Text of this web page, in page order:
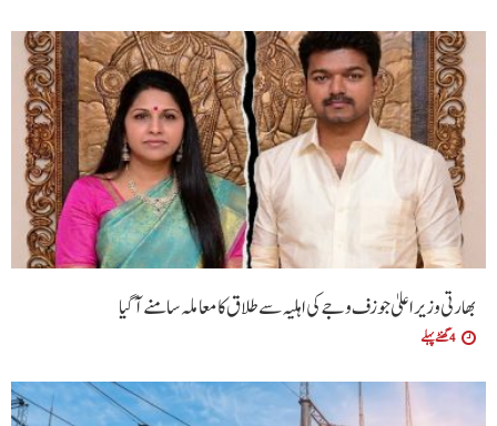
بھارتی وزیراعلیٰ جوزف وجے کی اہلیہ سے طلاق کا معاملہ سامنے آگیا
4 گھنٹے پہلے